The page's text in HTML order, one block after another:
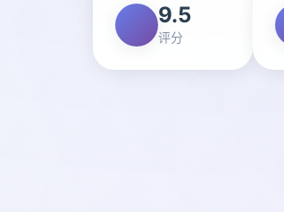
9.5
评分